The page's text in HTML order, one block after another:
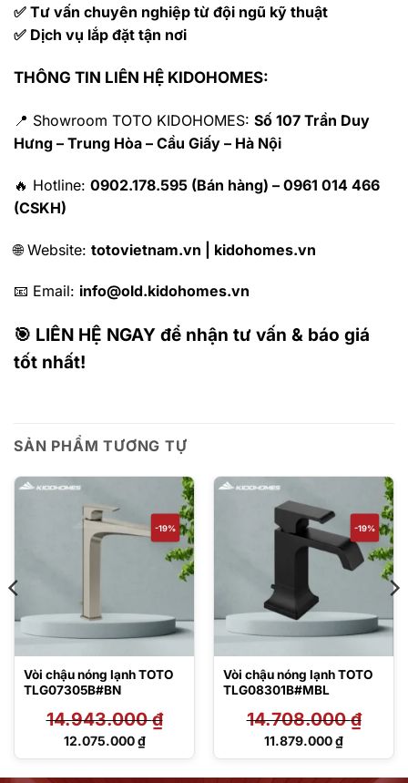
✅ Tư vấn chuyên nghiệp từ đội ngũ kỹ thuật
✅ Dịch vụ lắp đặt tận nơi
THÔNG TIN LIÊN HỆ KIDOHOMES:
📍 Showroom TOTO KIDOHOMES: Số 107 Trần Duy
Hưng – Trung Hòa – Cầu Giấy – Hà Nội
🔥 Hotline: 0902.178.595 (Bán hàng) – 0961 014 466
(CSKH)
🌐 Website: totovietnam.vn | kidohomes.vn
📧 Email: info@old.kidohomes.vn
🎯 LIÊN HỆ NGAY để nhận tư vấn & báo giá
tốt nhất!
SẢN PHẨM TƯƠNG TỰ
-19%
Vòi chậu nóng lạnh TOTO
TLG07305B#BN
14.943.000₫
Giá
12.075.000₫
Giá
-19%
Vòi chậu nóng lạnh TOTO
TLG08301B#MBL
14.708.000₫
Giá
11.879.000₫
Giá